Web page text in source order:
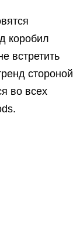
коробил
встретить
стороной
во всех